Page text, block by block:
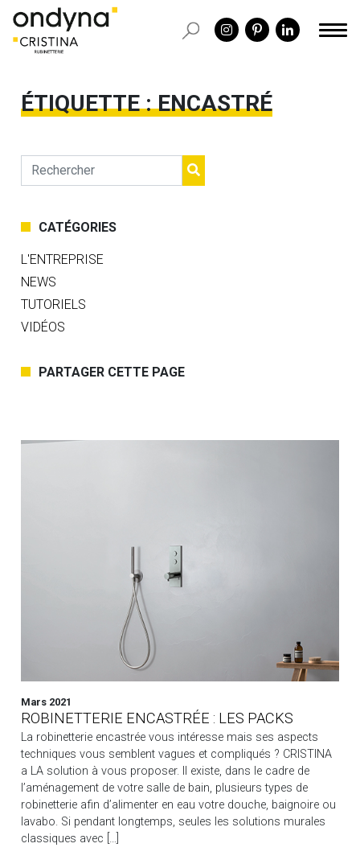
ÉTIQUETTE :ENCASTRÉ
CATÉGORIES
L'ENTREPRISE
NEWS
TUTORIELS
VIDÉOS
PARTAGER CETTE PAGE
Mars 2021
ROBINETTERIE ENCASTRÉE : LES PACKS
La robinetterie encastrée vous intéresse mais ses aspects
techniques vous semblent vagues et compliqués ? CRISTINA
a LA solution à vous proposer. Il existe, dans le cadre de
l’aménagement de votre salle de bain, plusieurs types de
robinetterie afin d’alimenter en eau votre douche, baignoire ou
lavabo. Si pendant longtemps, seules les solutions murales
classiques avec […]